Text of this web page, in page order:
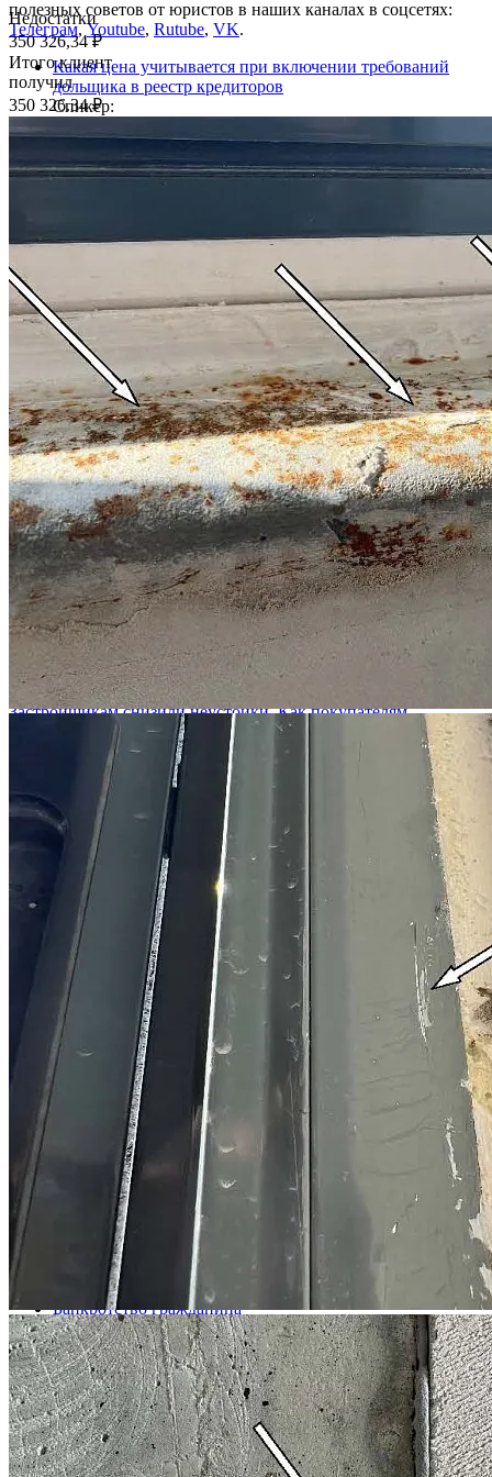
Недостатки
350 326,34 ₽
Итого клиент
получил
350 326.34 ₽
полезных советов от юристов в наших каналах в соцсетях:
Телеграм,Youtube, Rutube, VK.
Какая цена учитывается при включении требований
дольщика в реестр кредиторов
Спикер:
Кашаев Максим Павлович
Должен ли виновник затопления оплачивать ремонт
Спикер: Шутов Илья Петрович
Можно ли купить квартиру без регистрации по месту
Спикер: Меркулов Игорь Петрович
Наш кейс: Продажа квартиры за 2 недели с судебным
решением и 4-мя собственниками
Спикер:
Львов Валентин Владимирович
Публикации в СМИ
Смотреть все
Юрист "Двитекс" в эфире Пятого канала: обсуждаем
законопроект по введению адвокатской монополии в судах
Автор:Меркулов Игорь Петрович
2 сентября 2024
Читать статью
Юрист "Двитекс" в эфире канала РБК: обсуждаем судебную
практику по 214-ФЗ
Автор:
Кашаев Максим Павлович
2 сентября 2024
Читать статью
Застройщикам снизили неустойки. Как покупателям
компенсируют дефекты
Супряга Жанна Викторовна
2 сентября 2024
Читать статью
Вызовет ли закон о повестках волну миграции и как повлияет
на тех, кто уже уехал
Автор:
Кигинько Дмитрий Валентинович
13 апреля 2023
Читать статью
Акции
Все акции и скидки
Соседи
Скидка на юридические услуги до 30 % дольщикам из одного
жилого комплекса
Узнать подробнее
Поделиться:
Публикуем только проверенную информацию
Комментарии (0)
Банкротство гражданина
Бизнес
Долевое строительство
Защита прав потребителей
Налоги физических лиц
Наследство
Недвижимость
Семейное право
Спорт